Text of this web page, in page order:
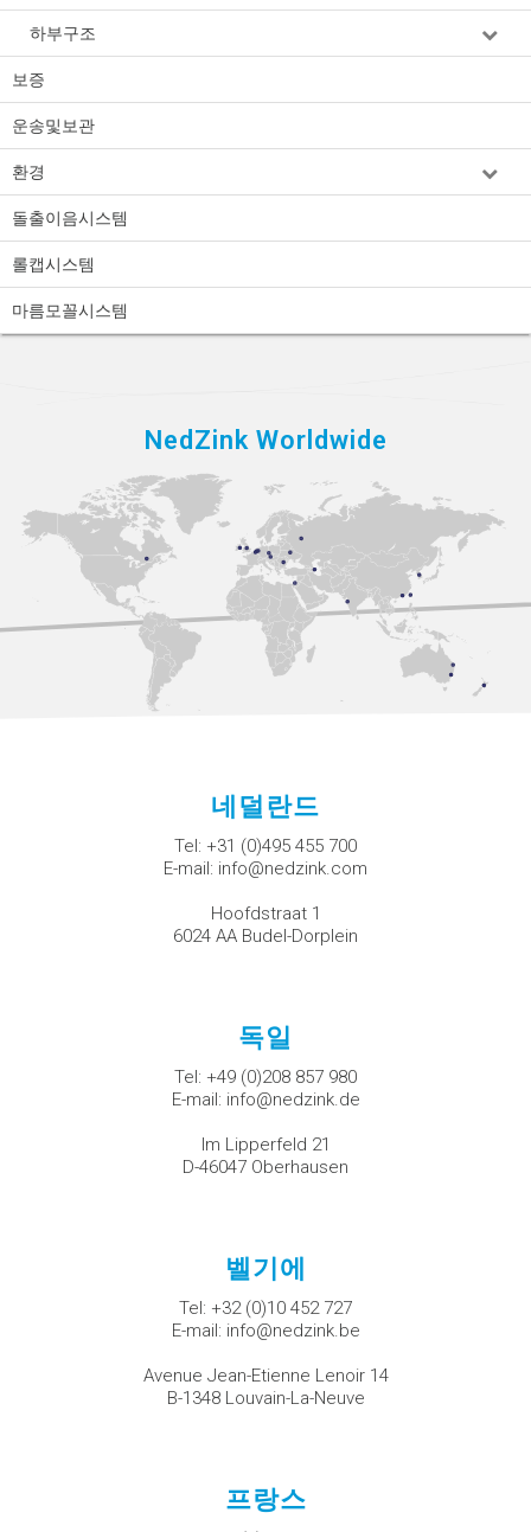
하부구조
보증
운송및보관
환경
돌출이음시스템
롤캡시스템
마름모꼴시스템
NedZink Worldwide
네덜란드
Tel: +31 (0)495 455 700
E-mail: info@nedzink.com
Hoofdstraat 1
6024 AA Budel-Dorplein
독일
Tel: +49 (0)208 857 980
E-mail: info@nedzink.de
Im Lipperfeld 21
D-46047 Oberhausen
벨기에
Tel: +32 (0)10 452 727
E-mail: info@nedzink.be
Avenue Jean-Etienne Lenoir 14
B-1348 Louvain-La-Neuve
프랑스